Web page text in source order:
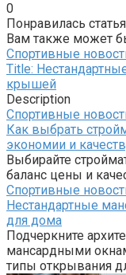
0
Понравилась
Вам также может
Спортивные
Title:
крышей
Description
Спортивные
Как выбрать
экономии и
Выбирайте
баланс цены и
Спортивные
Нестандартные
для дома
Подчеркните
мансардными
типы открывания